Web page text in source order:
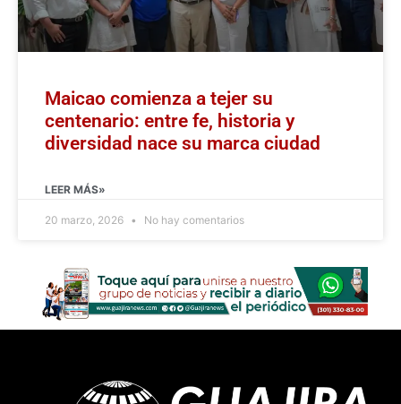
Maicao comienza a tejer su
centenario: entre fe, historia y
diversidad nace su marca ciudad
LEER MÁS»
20 marzo, 2026 No hay comentarios